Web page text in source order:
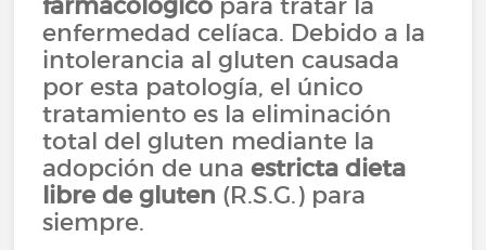
enfermedad celíaca. Debido a la
intolerancia al gluten causada
por esta patología, el único
tratamiento es la eliminación
total del gluten mediante la
adopción de unaestricta dieta
libre de gluten (R.S.G.) para
siempre.